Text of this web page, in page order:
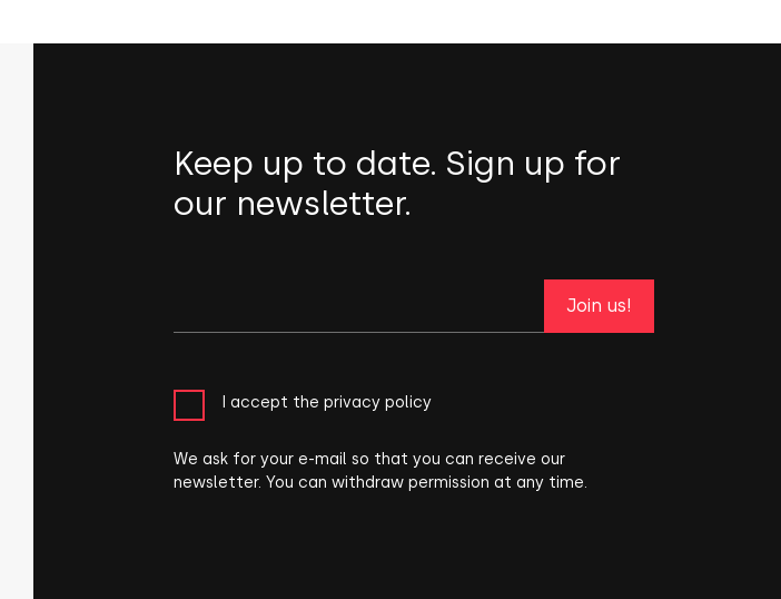
Keep up to date. Sign up for
our newsletter.
Join us!
I accept the privacy policy
We ask for your e-mail so that you can receive our
newsletter. You can withdraw permission at any time.